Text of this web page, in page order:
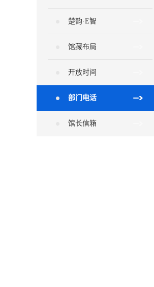
楚韵·E智
馆藏布局
开放时间
部门电话
馆长信箱